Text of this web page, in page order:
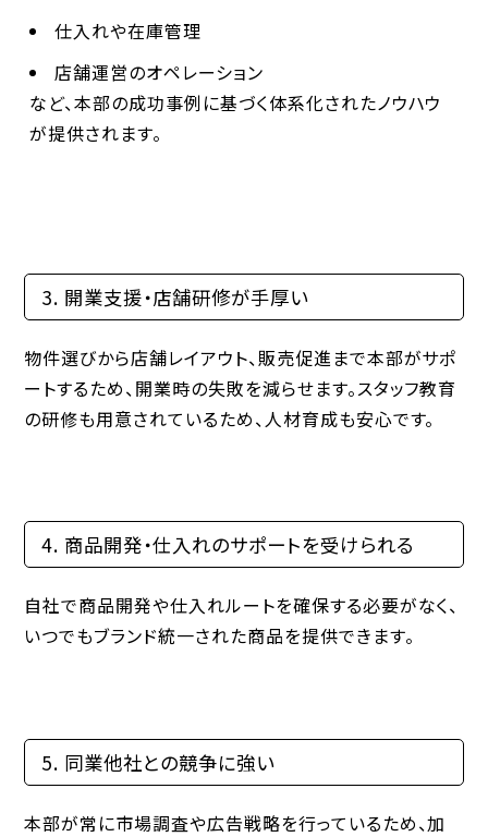
仕入れや在庫管理
店舗運営のオペレーション
など、本部の成功事例に基づく体系化されたノウハウ
が提供されます。
3. 開業支援・店舗研修が手厚い
物件選びから店舗レイアウト、販売促進まで本部がサポ
ートするため、開業時の失敗を減らせます。スタッフ教育
の研修も用意されているため、人材育成も安心です。
4. 商品開発・仕入れのサポートを受けられる
自社で商品開発や仕入れルートを確保する必要がなく、
いつでもブランド統一された商品を提供できます。
5. 同業他社との競争に強い
本部が常に市場調査や広告戦略を行っているため、加